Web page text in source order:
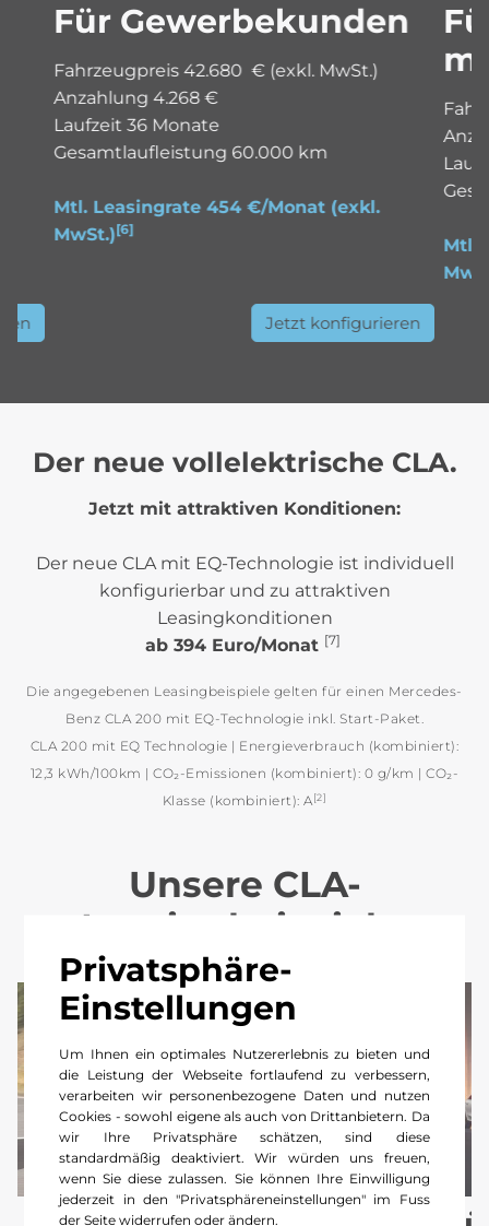
Privatsphäre-
Einstellungen
Um Ihnen ein optimales Nutzererlebnis zu bieten und
die Leistung der Webseite fortlaufend zu verbessern,
verarbeiten wir personenbezogene Daten und nutzen
Cookies - sowohl eigene als auch von Drittanbietern. Da
wir Ihre Privatsphäre schätzen, sind diese
standardmäßig deaktiviert. Wir würden uns freuen,
wenn Sie diese zulassen. Sie können Ihre Einwilligung
jederzeit in den "Privatsphäreneinstellungen" im Fuss
der Seite widerrufen oder ändern.
Für Gewerbekunden
Fahrzeugpreis 42.680 € (exkl. MwSt.)
Anzahlung 4.268 €
Laufzeit 36 Monate
Gesamtlaufleistung 60.000 km
Mtl. Leasingrate 454 €/Monat (exkl.
MwSt.)[6]
Jetzt konfigurieren
Mtl.
Der neue vollelektrische CLA.
Jetzt mit attraktiven Konditionen:
Der neue CLA mit EQ-Technologie ist individuell
konfigurierbar und zu attraktiven
Leasingkonditionen
ab 394 Euro/Monat [7]
Die angegebenen Leasingbeispiele gelten für einen Mercedes-
Benz CLA 200 mit EQ-Technologie inkl. Start-Paket.
CLA 200 mit EQ Technologie | Energieverbrauch (kombiniert):
12,3 kWh/100km | CO₂-Emissionen (kombiniert): 0 g/km | CO₂-
Klasse (kombiniert): A[2]
Unsere CLA-
Leasingbeispiele: